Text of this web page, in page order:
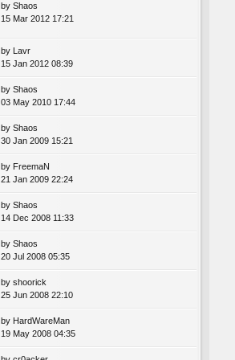
by Shaos
15 Mar 2012 17:21
by
Lavr
15 Jan 2012 08:39
by Shaos
03 May 2010 17:44
by Shaos
30 Jan 2009 15:21
by FreemaN
21 Jan 2009 22:24
by Shaos
14 Dec 2008 11:33
by Shaos
20 Jul 2008 05:35
by shoorick
25 Jun 2008 22:10
by HardWareMan
19 May 2008 04:35